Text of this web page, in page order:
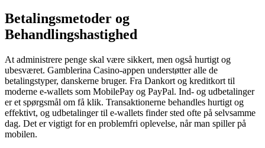
Betalingsmetoder og
Behandlingshastighed
At administrere penge skal være sikkert, men også hurtigt og
ubesværet. Gamblerina Casino-appen understøtter alle de
betalingstyper, danskerne bruger. Fra Dankort og kreditkort til
moderne e-wallets som MobilePay og PayPal. Ind- og udbetalinger
er et spørgsmål om få klik. Transaktionerne behandles hurtigt og
effektivt, og udbetalinger til e-wallets finder sted ofte på selvsamme
dag. Det er vigtigt for en problemfri oplevelse, når man spiller på
mobilen.